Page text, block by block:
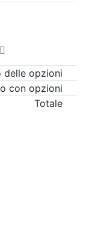
delle opzioni
con opzioni
Totale